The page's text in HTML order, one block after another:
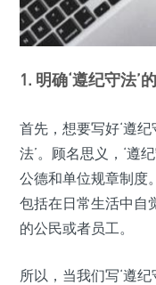
1. 明确‘遵纪守法’
首先，想要写好‘遵
法’。顾名思义，‘遵
公德和单位规章制度
包括在日常生活中自
的公民或者员工。
所以，当我们写‘遵